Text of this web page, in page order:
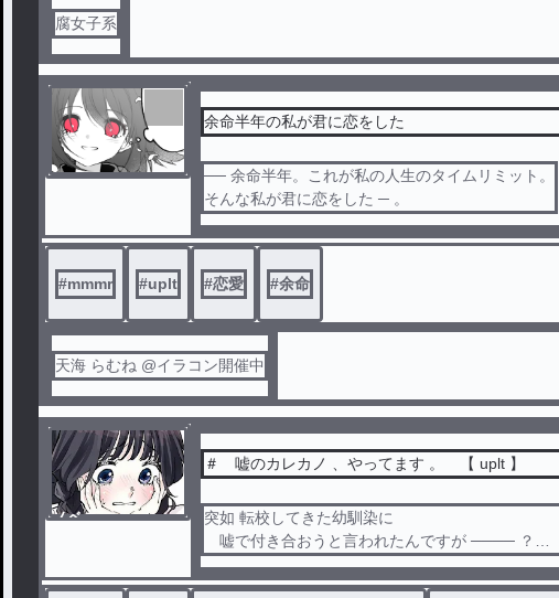
腐女子系
余命半年の私が君に恋をした
── 余命半年。これが私の人生のタイムリミット。
そんな私が君に恋をした ─ 。
#mmmr #uplt #恋愛 #余命
天海 らむね @イラコン開催中
ノベ
＃ 嘘のカレカノ 、やってます 。 【 uplt 】
突如 転校してきた幼馴染に
嘘で付き合おうと言われたんですが ──── ？